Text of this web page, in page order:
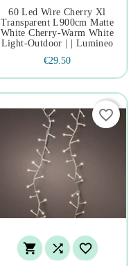
60 Led Wire Cherry Xl
Transparent L900cm Matte
White Cherry-Warm White
Light-Outdoor | | Lumineo
€29.50
  
favorite_border